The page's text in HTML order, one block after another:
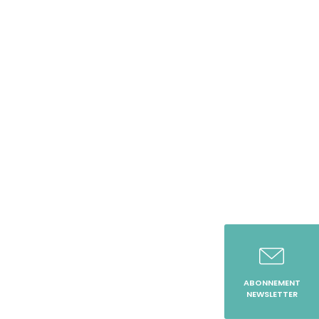
ABONNEMENT
NEWSLETTER